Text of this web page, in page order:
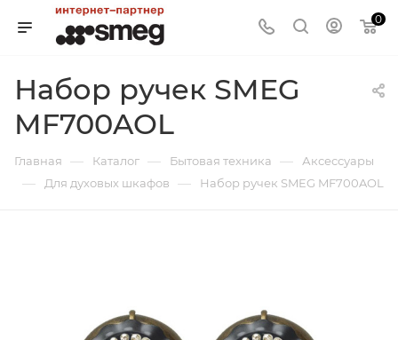
0
Набор ручек SMEG
MF700AOL
Главная — Каталог — Бытовая техника — Аксессуары
— Для духовых шкафов — Набор ручек SMEG MF700AOL